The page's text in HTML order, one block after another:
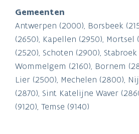
Gemeenten
Antwerpen (2000), Borsbeek
(2650), Kapellen (2950), Mortsel
(2520), Schoten (2900), Stabroek
Wommelgem (2160), Bornem
Lier (2500), Mechelen (2800),
(2870), Sint Katelijne Waver
(9120), Temse (9140)